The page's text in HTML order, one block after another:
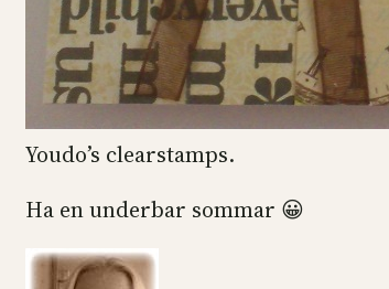
Youdo’s clearstamps.
Ha en underbar sommar 😀